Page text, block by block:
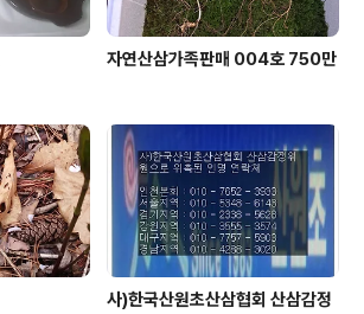
자연산삼가족판매 004호 750만
사)한국산원초산삼협회 산삼감정